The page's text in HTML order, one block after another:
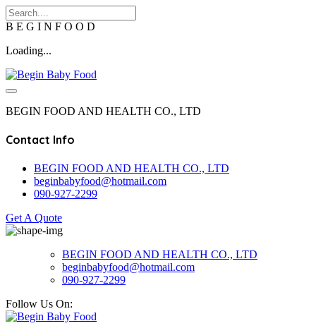
B E G I N F O O D
Loading...
BEGIN FOOD AND HEALTH CO., LTD
Contact Info
BEGIN FOOD AND HEALTH CO., LTD
beginbabyfood@hotmail.com
090-927-2299
Get A Quote
Skip
BEGIN FOOD AND HEALTH CO., LTD
beginbabyfood@hotmail.com
090-927-2299
Follow Us On: